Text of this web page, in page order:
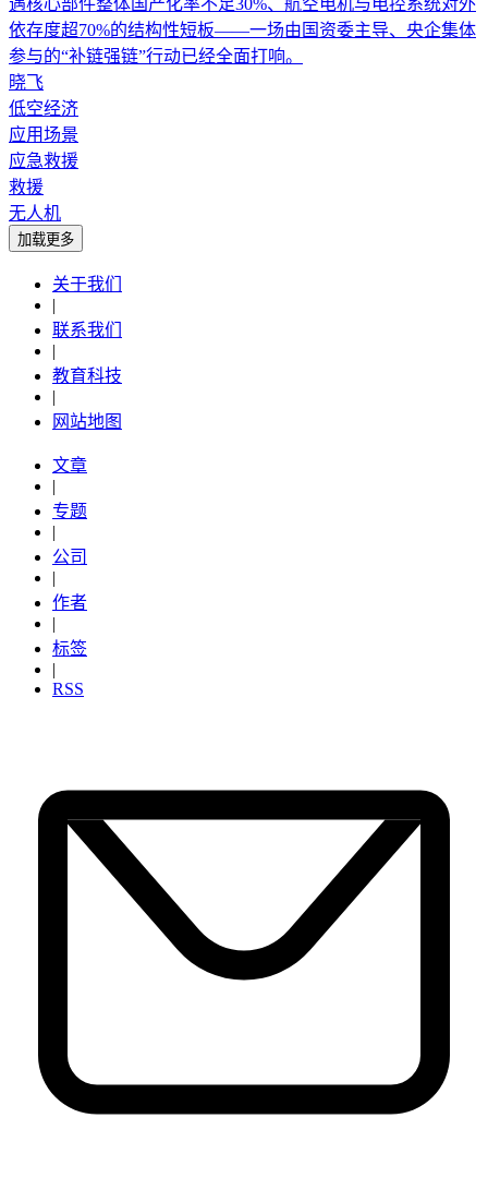
遇核心部件整体国产化率不足30%、航空电机与电控系统对外
依存度超70%的结构性短板——一场由国资委主导、央企集体
参与的“补链强链”行动已经全面打响。
晓飞
低空经济
应用场景
应急救援
救援
无人机
加载更多
关于我们
|
联系我们
|
教育科技
|
网站地图
文章
|
专题
|
公司
|
作者
|
标签
|
RSS